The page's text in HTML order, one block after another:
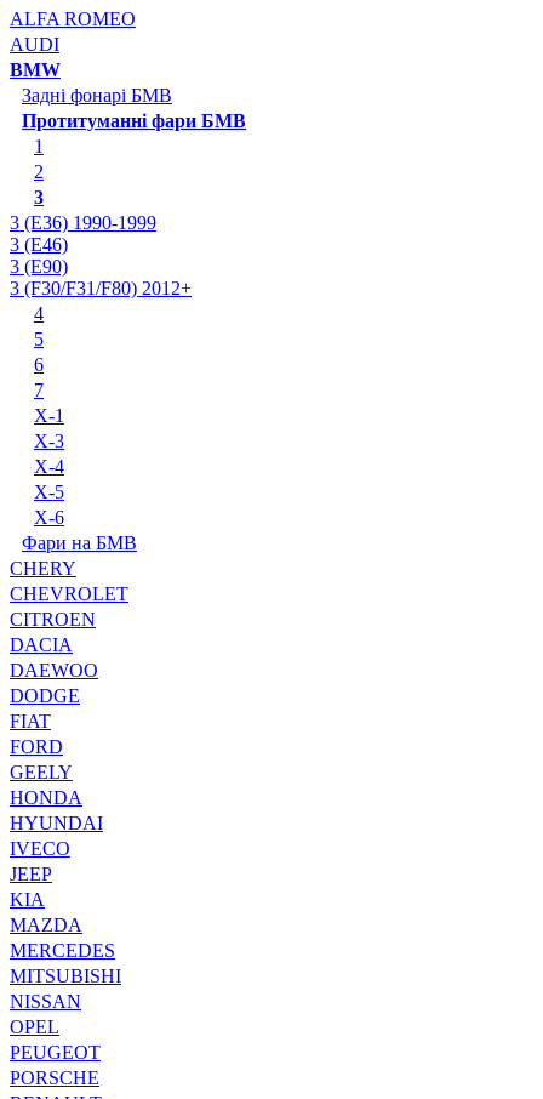
ALFA ROMEO
AUDI
BMW
Задні фонарі БМВ
Протитуманні фари БМВ
1
2
3
3 (E36) 1990-1999
3 (E46)
3 (E90)
3 (F30/F31/F80) 2012+
4
5
6
7
X-1
X-3
X-4
X-5
X-6
Фари на БМВ
CHERY
CHEVROLET
CITROEN
DACIA
DAEWOO
DODGE
FIAT
FORD
GEELY
HONDA
HYUNDAI
IVECO
JEEP
KIA
MAZDA
MERCEDES
MITSUBISHI
NISSAN
OPEL
PEUGEOT
PORSCHE